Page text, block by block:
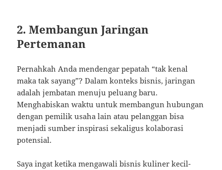
2. Membangun Jaringan
Pertemanan
Pernahkah Anda mendengar pepatah “tak kenal
maka tak sayang”? Dalam konteks bisnis, jaringan
adalah jembatan menuju peluang baru.
Menghabiskan waktu untuk membangun hubungan
dengan pemilik usaha lain atau pelanggan bisa
menjadi sumber inspirasi sekaligus kolaborasi
potensial.
Saya ingat ketika mengawali bisnis kuliner kecil-